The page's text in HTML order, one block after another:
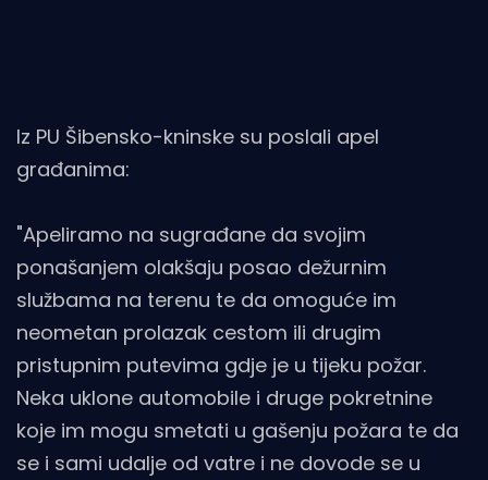
Iz PU Šibensko-kninske su poslali apel
građanima:
"Apeliramo na sugrađane da svojim
ponašanjem olakšaju posao dežurnim
službama na terenu te da omoguće im
neometan prolazak cestom ili drugim
pristupnim putevima gdje je u tijeku požar.
Neka uklone automobile i druge pokretnine
koje im mogu smetati u gašenju požara te da
se i sami udalje od vatre i ne dovode se u